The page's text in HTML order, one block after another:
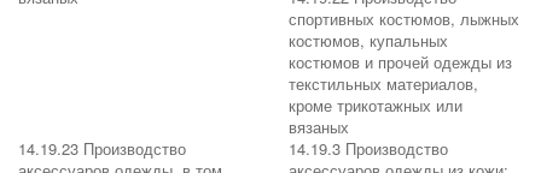
спортивных костюмов, лыжных
костюмов, купальных
костюмов и прочей одежды из
текстильных материалов,
кроме трикотажных или
вязаных
14.19.23 Производство
14.19.3 Производство